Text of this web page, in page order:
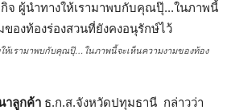
เรามาพบกับคุณปุ๊…ในภาพนี้จะเห็นความงามของท้อง
ลูกค้า ธ.ก.ส.จังหวัดปทุมธานี กล่าวว่า